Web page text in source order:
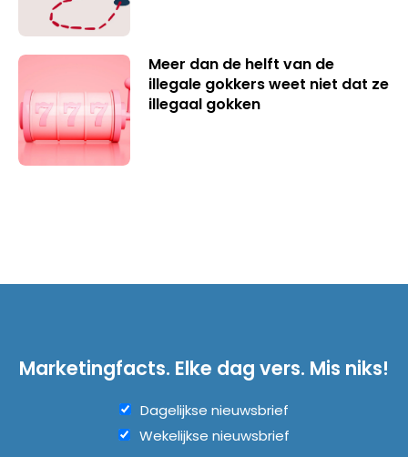
Meer dan de helft van de
illegale gokkers weet niet dat ze
illegaal gokken
Marketingfacts. Elke dag vers. Mis niks!
Dagelijkse nieuwsbrief
Wekelijkse nieuwsbrief